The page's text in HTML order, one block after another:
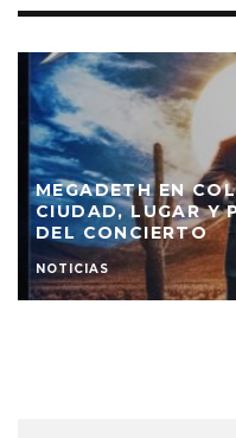
SKULLS
MESTIZO PARA
OPINIÓN